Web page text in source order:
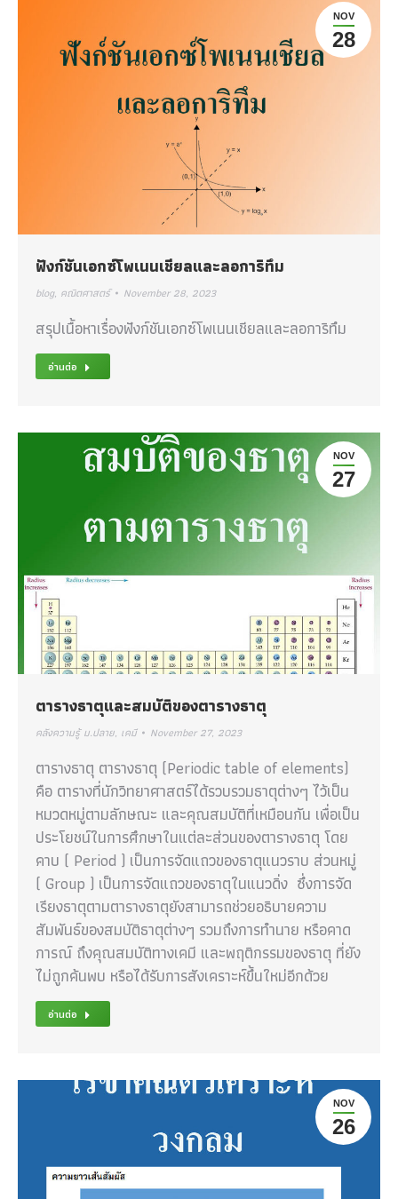
NOV
28
ฟังก์ชันเอกซ์โพเนนเชียลและลอการิทึม
blog, คณิตศาสตร์ November 28, 2023
สรุปเนื้อหาเรื่องฟังก์ชันเอกซ์โพเนนเชียลและลอการิทึม
อ่านต่อ
NOV
27
ตารางธาตุและสมบัติของตารางธาตุ
คลังความรู้ ม.ปลาย, เคมี November 27, 2023
ตารางธาตุ ตารางธาตุ (Periodic table of elements)
คือ ตารางที่นักวิทยาศาสตร์ได้รวบรวมธาตุต่างๆ ไว้เป็น
หมวดหมู่ตามลักษณะ และคุณสมบัติที่เหมือนกัน เพื่อเป็น
ประโยชน์ในการศึกษาในแต่ละส่วนของตารางธาตุ โดย
คาบ ( Period ) เป็นการจัดแถวของธาตุแนวราบ ส่วนหมู่
( Group ) เป็นการจัดแถวของธาตุในแนวดิ่ง ซึ่งการจัด
เรียงธาตุตามตารางธาตุยังสามารถช่วยอธิบายความ
สัมพันธ์ของสมบัติธาตุต่างๆ รวมถึงการทำนาย หรือคาด
การณ์ ถึงคุณสมบัติทางเคมี และพฤติกรรมของธาตุ ที่ยัง
ไม่ถูกค้นพบ หรือได้รับการสังเคราะห์ขึ้นใหม่อีกด้วย
อ่านต่อ
NOV
26